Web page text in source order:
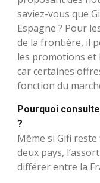
saviez-vous que
Espagne ? Pour
de la frontière, il
les promotions et
car certaines
fonction du
Pourquoi
?
Même si Gifi
deux pays,
différer entre la